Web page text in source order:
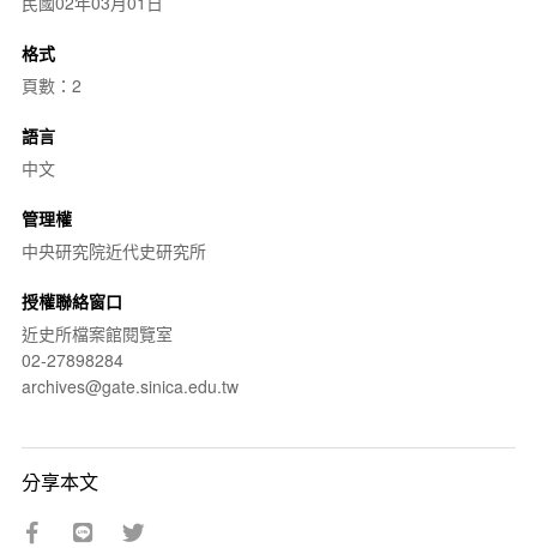
格式
頁數：2
語言
中文
管理權
中央研究院近代史研究所
授權聯絡窗口
近史所檔案館閱覽室
02-27898284
archives@gate.sinica.edu.tw
分享本文